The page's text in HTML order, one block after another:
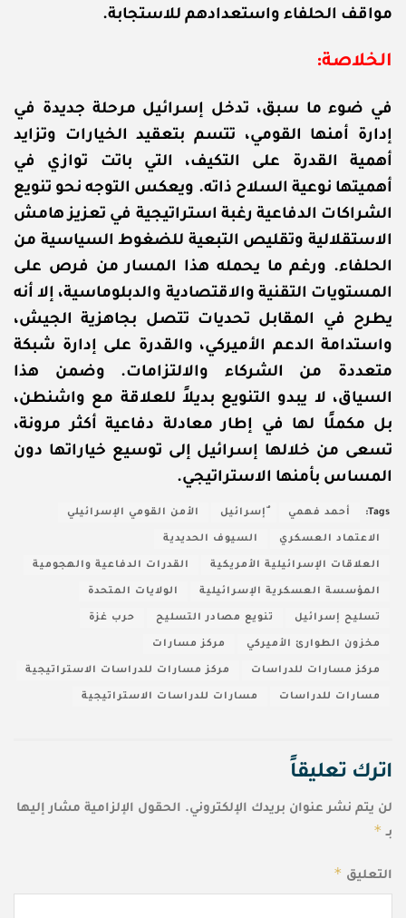
مواقف الحلفاء واستعدادهم للاستجابة.
الخلاصة:
في ضوء ما سبق، تدخل إسرائيل مرحلة جديدة في
إدارة أمنها القومي، تتسم بتعقيد الخيارات وتزايد
أهمية القدرة على التكيف، التي باتت توازي في
أهميتها نوعية السلاح ذاته. ويعكس التوجه نحو تنويع
الشراكات الدفاعية رغبة استراتيجية في تعزيز هامش
الاستقلالية وتقليص التبعية للضغوط السياسية من
الحلفاء. ورغم ما يحمله هذا المسار من فرص على
المستويات التقنية والاقتصادية والدبلوماسية، إلا أنه
يطرح في المقابل تحديات تتصل بجاهزية الجيش،
واستدامة الدعم الأميركي، والقدرة على إدارة شبكة
متعددة من الشركاء والالتزامات. وضمن هذا
السياق، لا يبدو التنويع بديلاً للعلاقة مع واشنطن،
بل مكملًا لها في إطار معادلة دفاعية أكثر مرونة،
تسعى من خلالها إسرائيل إلى توسيع خياراتها دون
المساس بأمنها الاستراتيجي.
Tags: أحمد فهمي ٌإسرائيل الأمن القومي الإسرائيلي
الاعتماد العسكري السيوف الحديدية
العلاقات الإسرائيلية الأمريكية القدرات الدفاعية والهجومية
المؤسسة العسكرية الإسرائيلية الولايات المتحدة
تسليح إسرائيل تنويع مصادر التسليح حرب غزة
مخزون الطوارئ الأميركي مركز مسارات
مركز مسارات للدراسات مركز مسارات للدراسات الاستراتيجية
مسارات للدراسات مسارات للدراسات الاستراتيجية
اترك تعليقاً
لن يتم نشر عنوان بريدك الإلكتروني. الحقول الإلزامية مشار إليها
بـ *
التعليق *